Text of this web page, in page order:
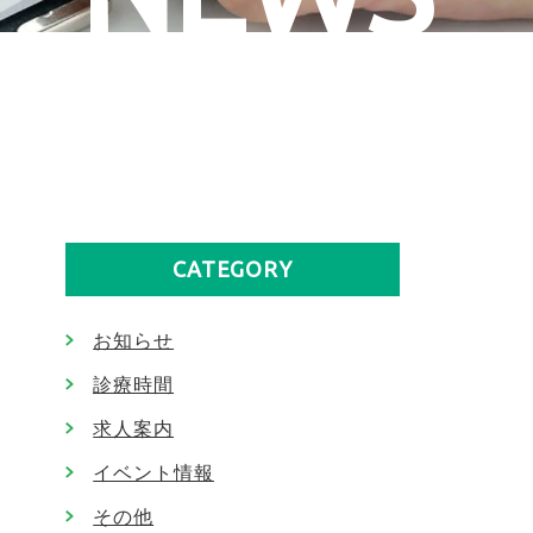
CATEGORY
お知らせ
診療時間
求人案内
イベント情報
その他